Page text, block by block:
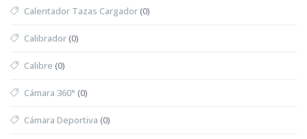
Calentador Tazas Cargador(0)
Calibrador(0)
Calibre (0)
Cámara 360° (0)
Cámara Deportiva (0)